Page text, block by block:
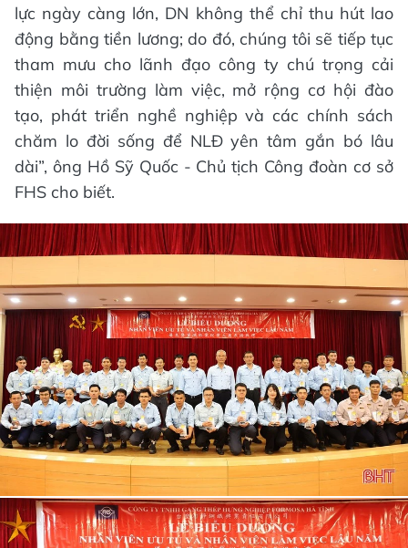
lực ngày càng lớn, DN không thể chỉ thu hút lao
động bằng tiền lương; do đó, chúng tôi sẽ tiếp tục
tham mưu cho lãnh đạo công ty chú trọng cải
thiện môi trường làm việc, mở rộng cơ hội đào
tạo, phát triển nghề nghiệp và các chính sách
chăm lo đời sống để NLĐ yên tâm gắn bó lâu
dài”, ông Hồ Sỹ Quốc - Chủ tịch Công đoàn cơ sở
FHS cho biết.